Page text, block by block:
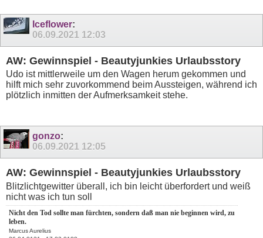
Iceflower:
06.09.2021 12:03
AW: Gewinnspiel - Beautyjunkies Urlaubsstory
Udo ist mittlerweile um den Wagen herum gekommen und
hilft mich sehr zuvorkommend beim Aussteigen, während ich
plötzlich inmitten der Aufmerksamkeit stehe.
gonzo:
06.09.2021 12:05
AW: Gewinnspiel - Beautyjunkies Urlaubsstory
Blitzlichtgewitter überall, ich bin leicht überfordert und weiß
nicht was ich tun soll
Nicht den Tod sollte man fürchten, sondern daß man nie beginnen wird, zu
leben.
Marcus Aurelius